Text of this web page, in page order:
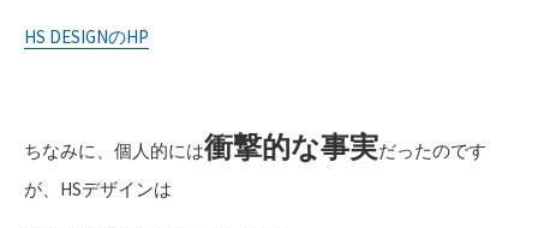
HS DESIGNのHP
ちなみに、個人的には衝撃的な事実だったのです
が、HSデザインは